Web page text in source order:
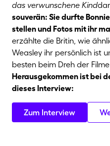
das verwunschene Kind
souverän: Sie durfte
stellen und Fotos mit ihr
erzählte die Britin, wie
Weasley ihr persönlich ist
besten beim Dreh der
Herausgekommen ist bei
dieses Interview:
Zum Interview